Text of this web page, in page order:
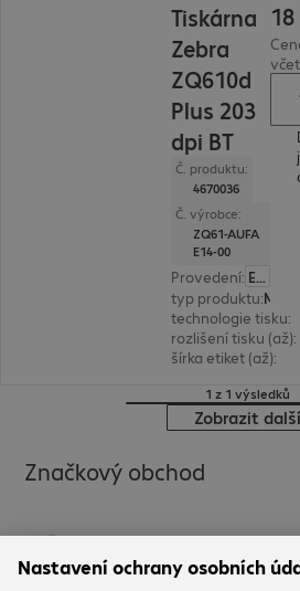
Tiskárna
Zebra
ZQ610d
Plus 203
dpi BT
Č. produktu:
4670036
Č. výrobce:
ZQ61-AUFA
E14-00
Provedení:
Evropa
typ produktu:
technologie tisku:
rozlišení tisku (až):
šírka etiket (až):
18
1 z 1 výsledků
Zobrazit další
Značkový obchod